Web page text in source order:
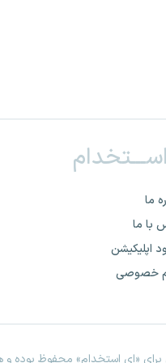
ما
با ما
اپلیکیشن
خصوصی
«ای استخدام» محفوظ بوده و